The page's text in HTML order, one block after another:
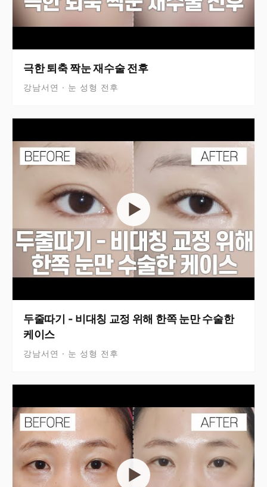
극한 퇴축 짝눈 재수술 전후
강남서연 · 눈 성형 전후
▶
두줄따기 - 비대칭 교정 위해 한쪽 눈만 수술한
케이스
강남서연 · 눈 성형 전후
▶